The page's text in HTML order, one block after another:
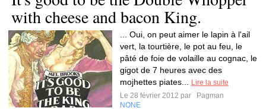
with cheese and bacon King.
... Oui, on peut aimer le lapin à l'ail
vert, la tourtière, le pot au feu, le
pâté de foie de volaille au cognac, le
gigot de 7 heures avec des
mojhettes piates...
Lire la suite
Le 28 février 2012 par
Pagman
NONE